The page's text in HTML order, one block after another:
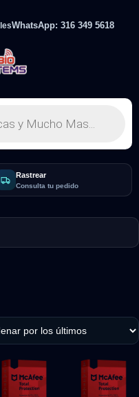
WhatsApp: 316 349 5618
Rastrear
Consulta tu pedido